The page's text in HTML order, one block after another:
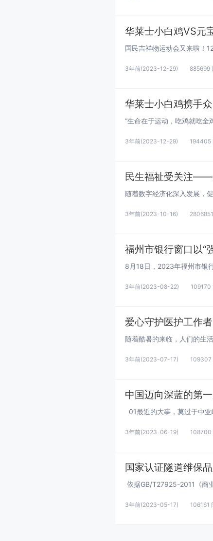
华莱士小白鸡VS元
3年前(2023-12-29) 885699
华莱士小白鸡携手
3年前(2023-12-29) 194405
民生福祉受关注——
3年前(2023-10-16)
福州市银行窗口以“
3年前(2023-08-22) 109170
爱心守护医护工作
3年前(2023-07-17) 109307
中国迈向深蓝的第
3年前(2023-06-19) 108700
国家认证隧道维保
3年前(2023-05-17) 106161